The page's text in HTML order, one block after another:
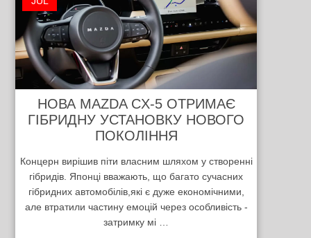
НОВА MAZDA CX-5 ОТРИМАЄ
ГІБРИДНУ УСТАНОВКУ НОВОГО
ПОКОЛІННЯ
Концерн вирішив піти власним шляхом у створенні
гібридів. Японці вважають, що багато сучасних
гібридних автомобілів,які є дуже економічними,
але втратили частину емоцій через особливість -
затримку мі …